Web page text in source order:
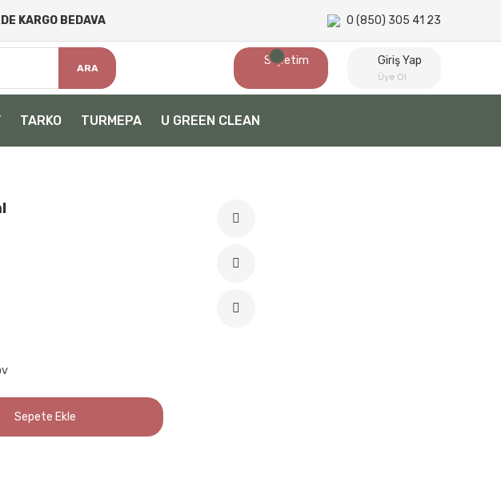
KARGO BEDAVA 0 (850) 305 41 23
ARA
Sepetim Giriş Yap
Üye Ol
TARKO TURMEPA U GREEN CLEAN
Sepete Ekle